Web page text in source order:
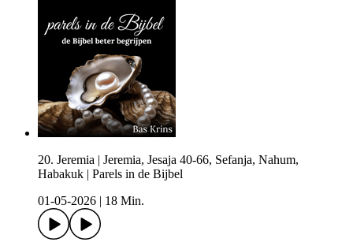
20. Jeremia | Jeremia, Jesaja 40-66, Sefanja, Nahum,
Habakuk | Parels in de Bijbel
01-05-2026
18 Min.